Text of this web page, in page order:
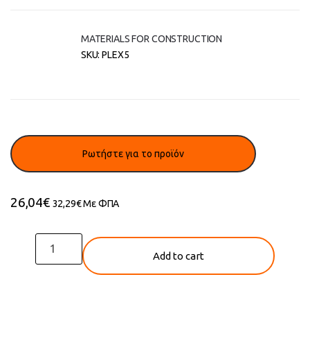
MATERIALS FOR CONSTRUCTION
SKU:PLEX5
26,04€ 32,29€Με ΦΠΑ
(DURAFOAM)
Add to cart